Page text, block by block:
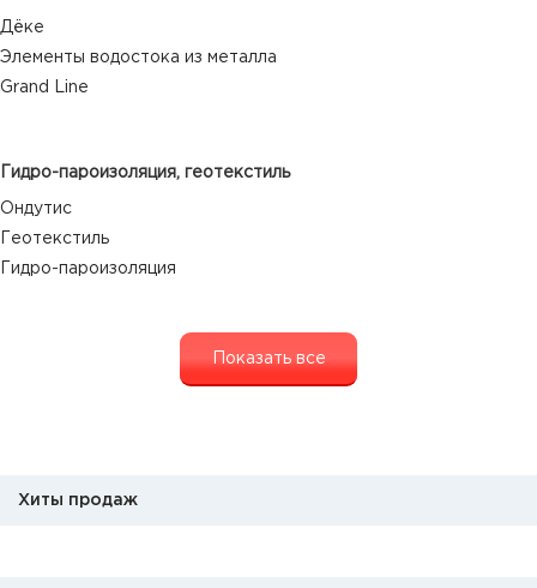
Дёке
Элементы водостока из металла
Grand Line
Гидро-пароизоляция, геотекстиль
Ондутис
Геотекстиль
Гидро-пароизоляция
Показать все
Хиты продаж